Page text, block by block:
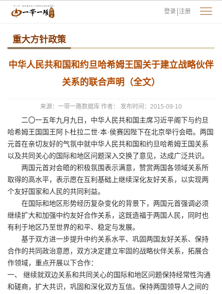
登录 注册
重大方针政策
中华人民共和国和约旦哈希姆王国关于建立战略伙伴
关系的联合声明（全文）
来源：一带一路数据库 作者： 发布时间：2015-09-10
二〇一五年九月九日，中华人民共和国主席习近平阁下与约旦
哈希姆王国国王阿卜杜拉二世·本·侯赛因陛下在北京举行会晤。两国
元首在亲切友好的气氛中就中华人民共和国和约旦哈希姆王国关系
以及共同关心的国际和地区问题深入交换了意见，达成广泛共识。
两国元首对会晤的积极氛围表示满意，赞赏两国各领域关系所
取得的高水平，表示愿在互利基础上继续深化友好关系，以实现两
个友好国家和人民的共同利益。
在国际和地区形势经历复杂变化的背景下，两国元首强调必须
继续扩大和加强中约友好合作关系，这既造福于两国人民，同时也
有利于地区乃至世界的和平、稳定与发展。
基于双方进一步提升中约关系水平、巩固两国友好关系、保持
合作的共同政治意愿，双方决定建立牢固的战略伙伴关系，拓展合
作领域，重点开展以下合作：
一、 继续就双边关系和共同关心的国际和地区问题保持经常性沟通
和磋商，扩大共识，巩固和深化双方互信。保持两国领导人之间的